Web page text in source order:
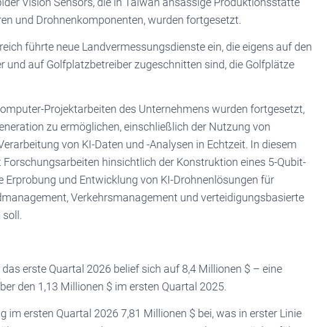
und Drohnenkomponenten, wurden fortgesetzt.
führte neue Landvermessungsdienste ein, die eigens auf den
und auf Golfplatzbetreiber zugeschnitten sind, die Golfplätze
Projektarbeiten des Unternehmens wurden fortgesetzt,
zu ermöglichen, einschließlich der Nutzung von
von KI-Daten und -Analysen in Echtzeit. In diesem
hinsichtlich der Konstruktion eines 5-Qubit-
Erprobung und Entwicklung von KI-Drohnenlösungen für
Verkehrsmanagement und verteidigungsbasierte
soll.
erste Quartal 2026 belief sich auf 8,4 Millionen $ – eine
den 1,13 Millionen $ im ersten Quartal 2025.
ersten Quartal 2026 7,81 Millionen $ bei, was in erster Linie